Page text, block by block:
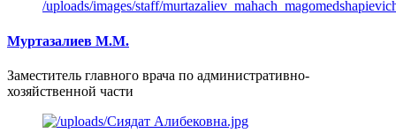
Муртазалиев М.М.
Заместитель главного врача по административно-
хозяйственной части